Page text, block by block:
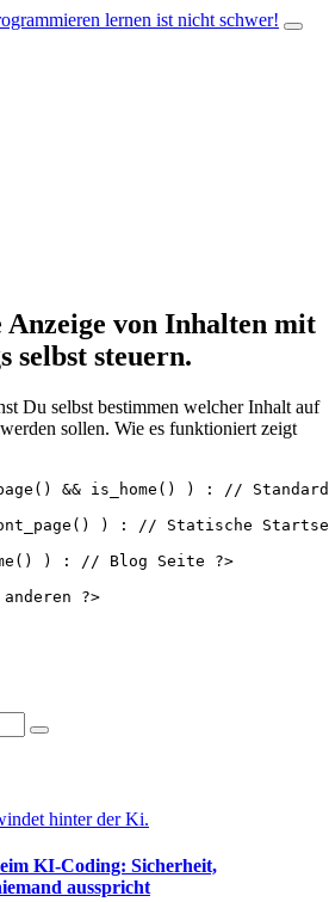
Anzeige von Inhalten mit
selbst steuern.
Du selbst bestimmen welcher Inhalt auf
sollen. Wie es funktioniert zeigt
&& is_home() ) : //
) : // Statische
) : // Blog Seite ?>
?>
KI-Coding: Sicherheit,
ausspricht